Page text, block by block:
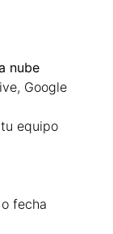
nube
Google
equipo
fecha